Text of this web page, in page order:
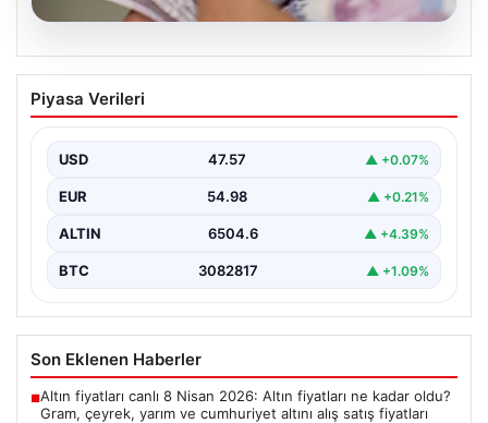
04.08.2026
2026 Kurban Bayramı İkramiyeleri Ne
Zaman Yatacak? Emekli Bayram
2026 yılı Kurban Bayramı'nın yaklaşmasıyla birlikte,
ikramiyelerinin ne…
Piyasa Verileri
USD 47.57 ▲ +0.07%
EUR 54.98 ▲ +0.21%
ALTIN 6504.6 ▲ +4.39%
BTC 3082817 ▲ +1.09%
Son Eklenen Haberler
■Altın fiyatları canlı 8 Nisan 2026: Altın fiyatları ne kadar oldu?
Gram, çeyrek, yarım ve cumhuriyet altını alış satış fiyatları